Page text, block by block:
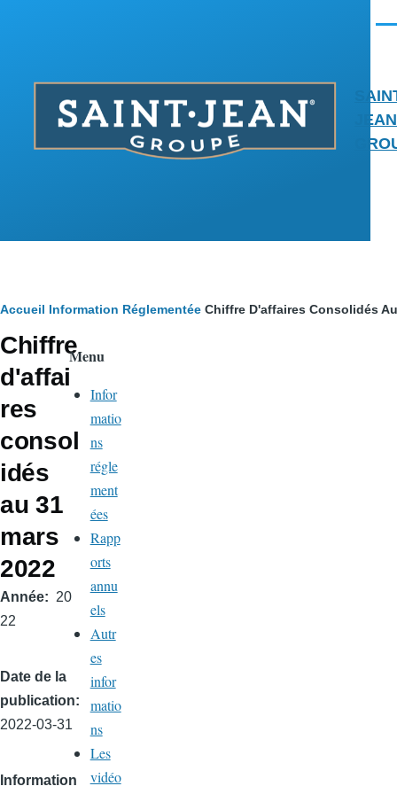
JEAN
Fil
d'Ariane
Accueil Information Réglementée Chiffre D'affaires Consolidés
Chiffre
d'affai
res
consol
idés
au 31
mars
2022
Année
20
22
Date de la
publication
2022-03-31
Information
Menu
Infor
matio
ns
régle
ment
ées
Rapp
orts
annu
els
Autr
es
infor
matio
ns
Les
vidéo